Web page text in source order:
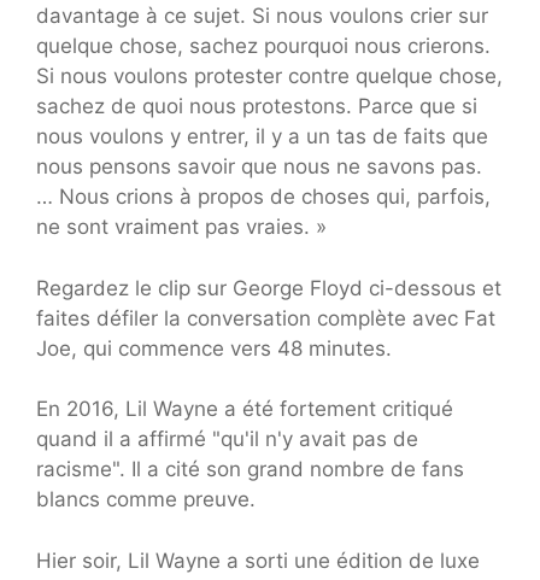
davantage à ce sujet. Si nous voulons crier sur
quelque chose, sachez pourquoi nous crierons.
Si nous voulons protester contre quelque chose,
sachez de quoi nous protestons. Parce que si
nous voulons y entrer, il y a un tas de faits que
nous pensons savoir que nous ne savons pas.
… Nous crions à propos de choses qui, parfois,
ne sont vraiment pas vraies. »
Regardez le clip sur George Floyd ci-dessous et
faites défiler la conversation complète avec Fat
Joe, qui commence vers 48 minutes.
En 2016, Lil Wayne a été fortement critiqué
quand il a affirmé "qu'il n'y avait pas de
racisme". Il a cité son grand nombre de fans
blancs comme preuve.
Hier soir, Lil Wayne a sorti une édition de luxe